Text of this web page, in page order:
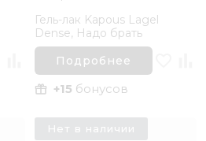
Гель-лак Kapous Lagel
Dense, Надо брать
Подробнее
+15 бонусов
Нет в наличии